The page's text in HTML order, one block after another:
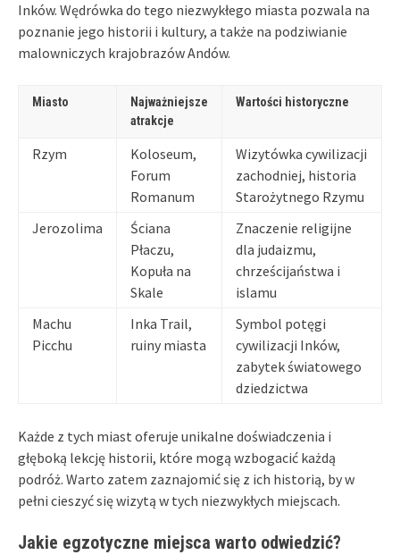
Inków. Wędrówka do tego niezwykłego miasta pozwala na
poznanie jego historii i kultury, a także na podziwianie
malowniczych krajobrazów Andów.
Miasto
Najważniejsze
atrakcje
Wartości historyczne
Rzym
Koloseum,
Forum
Romanum
Wizytówka cywilizacji
zachodniej, historia
Starożytnego Rzymu
Jerozolima
Ściana
Płaczu,
Kopuła na
Skale
Znaczenie religijne
dla judaizmu,
chrześcijaństwa i
islamu
Machu
Picchu
Inka Trail,
ruiny miasta
Symbol potęgi
cywilizacji Inków,
zabytek światowego
dziedzictwa
Każde z tych miast oferuje unikalne doświadczenia i
głęboką lekcję historii, które mogą wzbogacić każdą
podróż. Warto zatem zaznajomić się z ich historią, by w
pełni cieszyć się wizytą w tych niezwykłych miejscach.
Jakie egzotyczne miejsca warto odwiedzić?